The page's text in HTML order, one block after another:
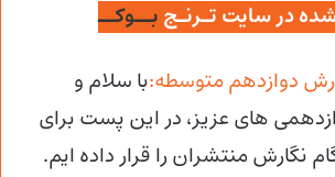
در سایت تـرنـج بــوکــ
دوازدهم متوسطه:با سلام و
های عزیز، در این پست برای
نگارش منتشران را قرار داده ایم.